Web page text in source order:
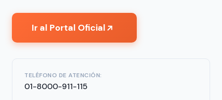
Ir al Portal Oficial↗
TELÉFONO DE ATENCIÓN:
01-8000-911-115